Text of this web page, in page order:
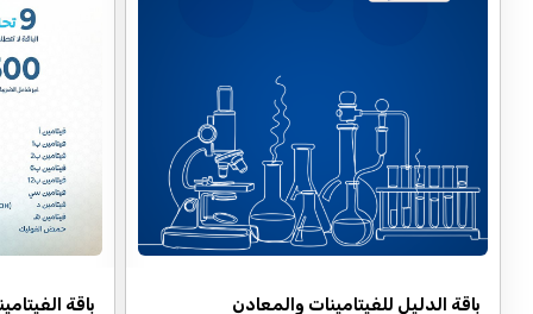
باقة الدليل للفيتامينات والمعادن باقة